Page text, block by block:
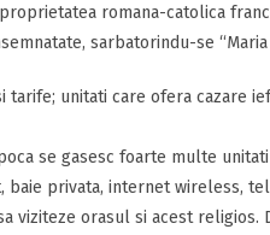
romana-catolica
sarbatorindu-se “Maria
unitati care ofera cazare
se gasesc foarte multe
baie privata, internet wireless,
viziteze orasul si acest